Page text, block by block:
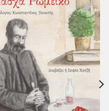
Προσθήκη
στη Λίστα
Επιθυμιών